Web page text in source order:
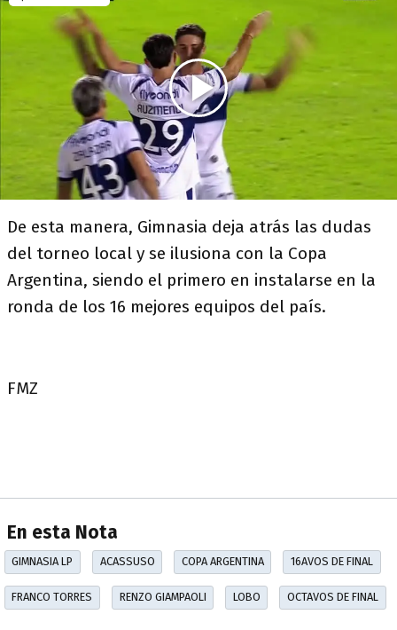
De esta manera, Gimnasia deja atrás las dudas
del torneo local y se ilusiona con la Copa
Argentina, siendo el primero en instalarse en la
ronda de los 16 mejores equipos del país.
FMZ
En esta Nota
GIMNASIA LP ACASSUSO COPA ARGENTINA 16AVOS DE FINAL
FRANCO TORRES RENZO GIAMPAOLI LOBO OCTAVOS DE FINAL